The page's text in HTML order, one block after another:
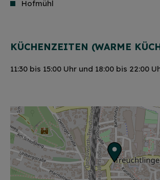
Hofmühl
KÜCHENZEITEN (WARME
11:30 bis 15:00 Uhr und 18:00 bis 22:00